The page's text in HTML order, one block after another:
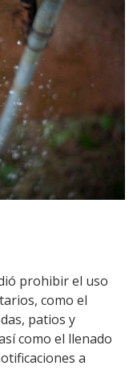
prohibir el uso
como el
patios y
como el llenado
a